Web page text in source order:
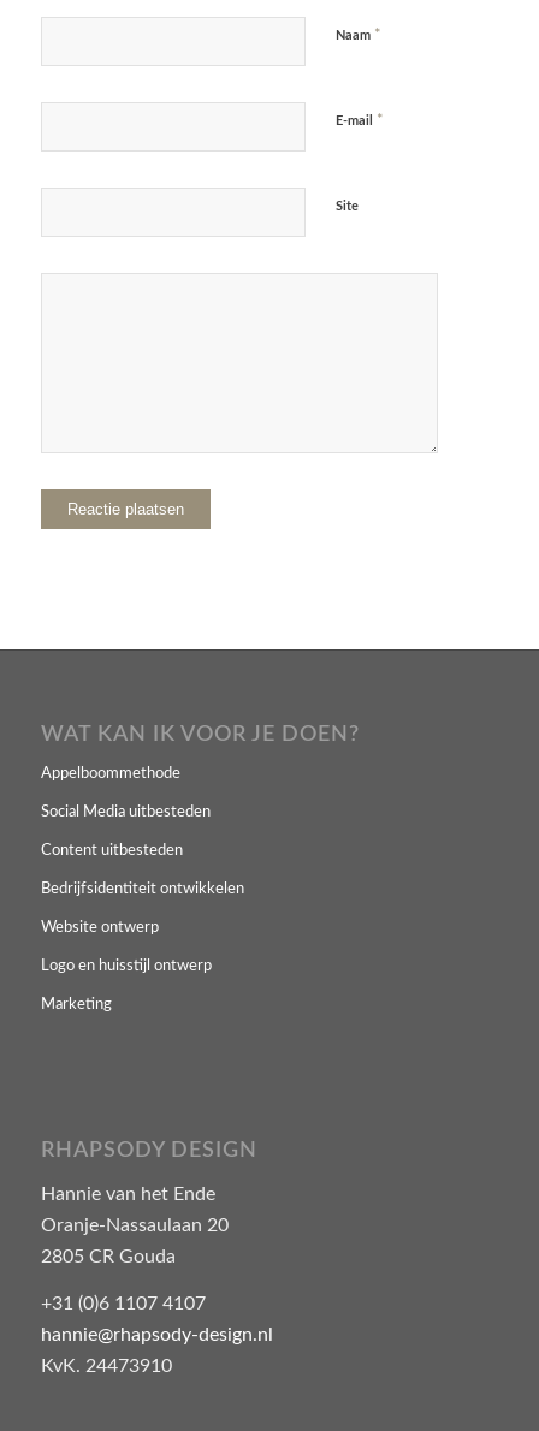
Naam *
E-mail *
Site
WAT KAN IK VOOR JE DOEN?
Appelboommethode
Social Media uitbesteden
Content uitbesteden
Bedrijfsidentiteit ontwikkelen
Website ontwerp
Logo en huisstijl ontwerp
Marketing
RHAPSODY DESIGN
Hannie van het Ende
Oranje-Nassaulaan 20
2805 CR Gouda
+31 (0)6 1107 4107
hannie@rhapsody-design.nl
KvK. 24473910